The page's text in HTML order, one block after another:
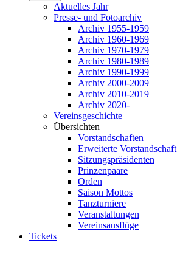
Aktuelles Jahr
Presse- und Fotoarchiv
Archiv 1955-1959
Archiv 1960-1969
Archiv 1970-1979
Archiv 1980-1989
Archiv 1990-1999
Archiv 2000-2009
Archiv 2010-2019
Archiv 2020-
Vereinsgeschichte
Übersichten
Vorstandschaften
Erweiterte Vorstandschaft
Sitzungspräsidenten
Prinzenpaare
Orden
Saison Mottos
Tanzturniere
Veranstaltungen
Vereinsausflüge
Tickets